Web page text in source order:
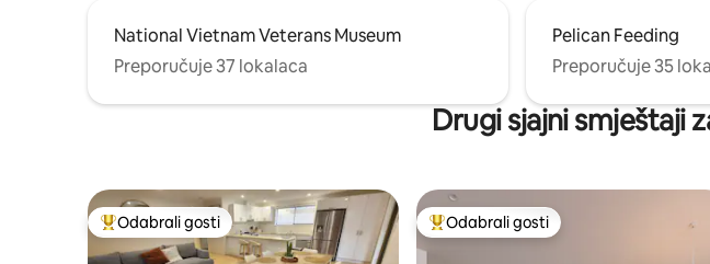
National Vietnam Veterans Museum
Preporučuje 37 lokalaca
Pelican Feeding
Preporučuje 35
Drugi sjajni smještaji
Među najviše rangiranima s oznakom „Odabrali gosti”
Odabrali gosti Među najviše rangiranima s oznakom
Odabrali gosti